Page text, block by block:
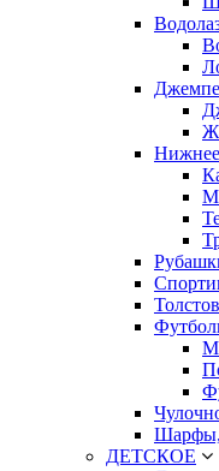
Нижнее
Шарфы,
ДЕТСКОЕ